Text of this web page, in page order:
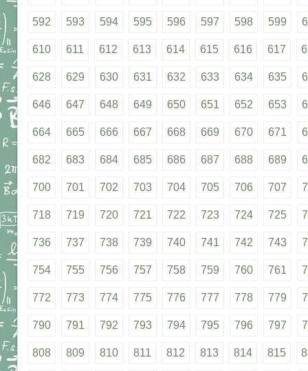
592 593 594 595 596 597 598 599
610 611 612 613 614 615 616 617
628 629 630 631 632 633 634 635
646 647 648 649 650 651 652 653
664 665 666 667 668 669 670 671
682 683 684 685 686 687 688 689
700 701 702 703 704 705 706 707
718 719 720 721 722 723 724 725
736 737 738 739 740 741 742 743
754 755 756 757 758 759 760 761
772 773 774 775 776 777 778 779
790 791 792 793 794 795 796 797
808 809 810 811 812 813 814 815